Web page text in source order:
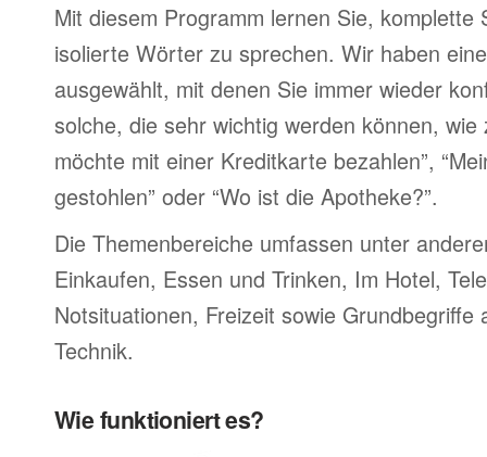
Mit diesem Programm lernen Sie, komplette
isolierte Wörter zu sprechen. Wir haben
ausgewählt, mit denen Sie immer wieder
solche, die sehr wichtig werden können, wie
möchte mit einer Kreditkarte bezahlen”,
gestohlen” oder “Wo ist die Apotheke?”.
Die Themenbereiche umfassen unter
Einkaufen, Essen und Trinken, Im Hotel,
Notsituationen, Freizeit sowie
Technik.
Wie funktioniert es?